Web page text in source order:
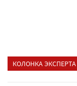
КОЛОНКА ЭКСПЕРТА